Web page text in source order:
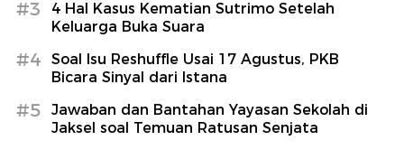
#3
4 Hal Kasus Kematian Sutrimo Setelah
Keluarga Buka Suara
#4
Soal Isu Reshuffle Usai 17 Agustus, PKB
Bicara Sinyal dari Istana
#5
Jawaban dan Bantahan Yayasan Sekolah di
Jaksel soal Temuan Ratusan Senjata